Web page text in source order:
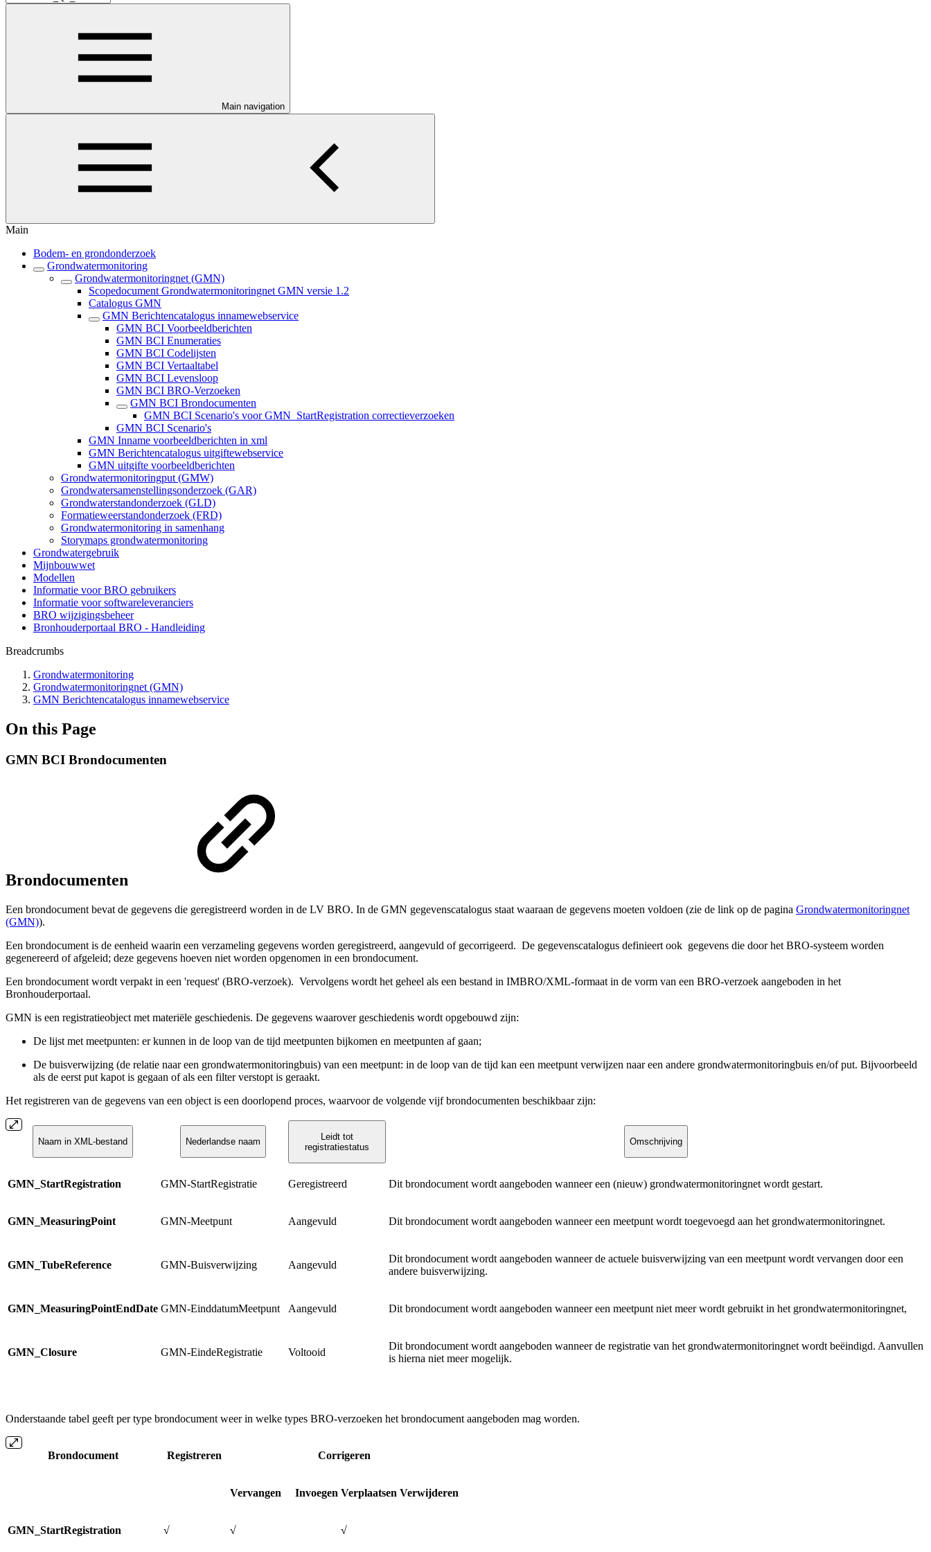
Main navigation
Main
Bodem- en grondonderzoek
Grondwatermonitoring
Grondwatermonitoringnet (GMN)
Scopedocument Grondwatermonitoringnet GMN versie 1.2
Catalogus GMN
GMN Berichtencatalogus innamewebservice
GMN BCI Voorbeeldberichten
GMN BCI Enumeraties
GMN BCI Codelijsten
GMN BCI Vertaaltabel
GMN BCI Levensloop
GMN BCI BRO-Verzoeken
GMN BCI Brondocumenten
GMN BCI Scenario's voor GMN_StartRegistration correctieverzoeken
GMN BCI Scenario's
GMN Inname voorbeeldberichten in xml
GMN Berichtencatalogus uitgiftewebservice
GMN uitgifte voorbeeldberichten
Grondwatermonitoringput (GMW)
Grondwatersamenstellingsonderzoek (GAR)
Grondwaterstandonderzoek (GLD)
Formatieweerstandonderzoek (FRD)
Grondwatermonitoring in samenhang
Storymaps grondwatermonitoring
Grondwatergebruik
Mijnbouwwet
Modellen
Informatie voor BRO gebruikers
Informatie voor softwareleveranciers
BRO wijzigingsbeheer
Bronhouderportaal BRO - Handleiding
Breadcrumbs
Grondwatermonitoring
Grondwatermonitoringnet (GMN)
GMN Berichtencatalogus innamewebservice
On this Page
GMN BCI Brondocumenten
Brondocumenten
Een brondocument bevat de gegevens die geregistreerd worden in de LV BRO. In de GMN gegevenscatalogus staat waaraan de gegevens moeten voldoen (zie de link op de pagina Grondwatermonitoringnet
(GMN)).
Een brondocument is de eenheid waarin een verzameling gegevens worden geregistreerd, aangevuld of gecorrigeerd. De gegevenscatalogus definieert ook gegevens die door het BRO-systeem worden
gegenereerd of afgeleid; deze gegevens hoeven niet worden opgenomen in een brondocument.
Een brondocument wordt verpakt in een 'request' (BRO-verzoek). Vervolgens wordt het geheel als een bestand in IMBRO/XML-formaat in de vorm van een BRO-verzoek aangeboden in het
Bronhouderportaal.
GMN is een registratieobject met materiële geschiedenis. De gegevens waarover geschiedenis wordt opgebouwd zijn:
De lijst met meetpunten: er kunnen in de loop van de tijd meetpunten bijkomen en meetpunten af gaan;
De buisverwijzing (de relatie naar een grondwatermonitoringbuis) van een meetpunt: in de loop van de tijd kan een meetpunt verwijzen naar een andere grondwatermonitoringbuis en/of put. Bijvoorbeeld
als de eerst put kapot is gegaan of als een filter verstopt is geraakt.
Het registreren van de gegevens van een object is een doorlopend proces, waarvoor de volgende vijf brondocumenten beschikbaar zijn:
Naam in XML-bestand Nederlandse naam
Leidt tot
registratiestatus
Omschrijving
GMN_StartRegistration GMN-StartRegistratie Geregistreerd Dit brondocument wordt aangeboden wanneer een (nieuw) grondwatermonitoringnet wordt gestart.
GMN_MeasuringPoint GMN-Meetpunt Aangevuld Dit brondocument wordt aangeboden wanneer een meetpunt wordt toegevoegd aan het grondwatermonitoringnet.
GMN_TubeReference GMN-Buisverwijzing Aangevuld
Dit brondocument wordt aangeboden wanneer de actuele buisverwijzing van een meetpunt wordt vervangen door een
andere buisverwijzing.
GMN_MeasuringPointEndDate GMN-EinddatumMeetpunt Aangevuld Dit brondocument wordt aangeboden wanneer een meetpunt niet meer wordt gebruikt in het grondwatermonitoringnet,
GMN_Closure GMN-EindeRegistratie Voltooid
Dit brondocument wordt aangeboden wanneer de registratie van het grondwatermonitoringnet wordt beëindigd. Aanvullen
is hierna niet meer mogelijk.
Onderstaande tabel geeft per type brondocument weer in welke types BRO-verzoeken het brondocument aangeboden mag worden.
Brondocument Registreren Corrigeren
Vervangen Invoegen Verplaatsen Verwijderen
GMN_StartRegistration √ √ √